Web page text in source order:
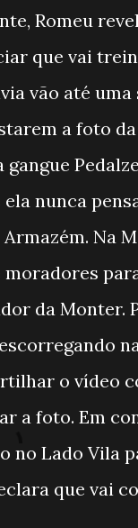
Romeu
que vai
vão até
a foto
nunca
Na
da Monter.
o vídeo
a foto. Em
no Lado Vila
que vai